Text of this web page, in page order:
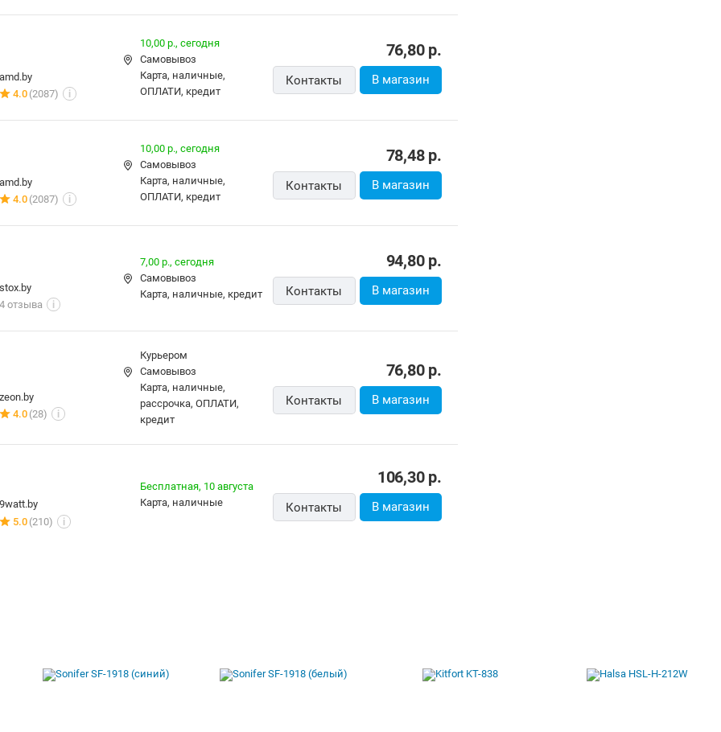
я
в
р
,
г
о
й
р
ь
н
л
а
.
т
а
Р
Б
amd.by
4.0 (2087) i
10,00 р., сегодня
Самовывоз
карта, наличные,
ОПЛАТИ, кредит
76,80р.
Контакты В магазин
amd.by
4.0 (2087) i
10,00 р., сегодня
Самовывоз
карта, наличные,
ОПЛАТИ, кредит
78,48р.
Контакты В магазин
stox.by
4 отзыва
i
7,00 р., сегодня
Самовывоз
карта, наличные, кредит
94,80р.
Контакты В магазин
zeon.by
4.0 (28) i
Курьером
Самовывоз
карта, наличные,
рассрочка, ОПЛАТИ,
кредит
76,80р.
Контакты В магазин
9watt.by
5.0 (210) i
Бесплатная, 10 августа
карта, наличные
106,30р.
Контакты В магазин